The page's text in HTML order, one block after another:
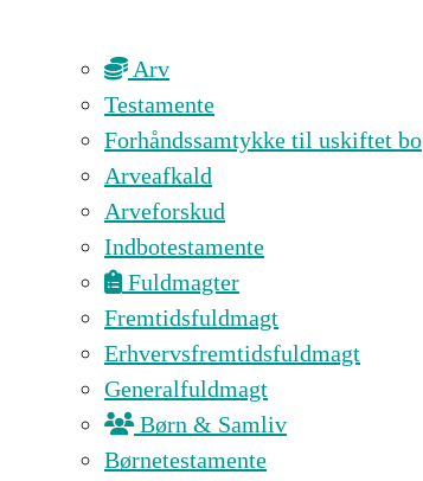
Arv
Testamente
Forhåndssamtykke til uskiftet bo
Arveafkald
Arveforskud
Indbotestamente
Fuldmagter
Fremtidsfuldmagt
Erhvervsfremtidsfuldmagt
Generalfuldmagt
Børn & Samliv
Børnetestamente